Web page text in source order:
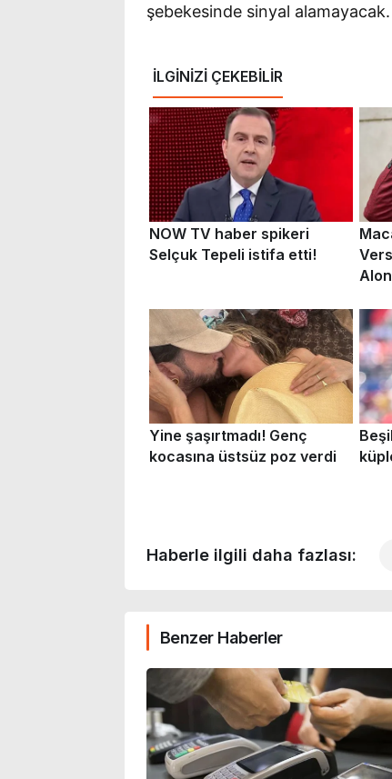
şebekesinde sinyal alamayacak.
Haberle ilgili daha fazlası:
Benzer Haberler